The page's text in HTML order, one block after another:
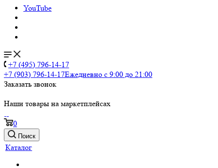
YouTube
+7 (495) 796-14-17
+7 (903) 796-14-17Ежедневно с 9:00 до 21:00
Заказать звонок
Наши товары на маркетплейсах
0
Поиск
Каталог